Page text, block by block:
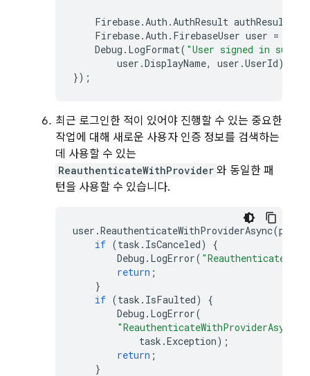
Firebase.Auth .AuthResult authResult
Firebase.Auth . FirebaseUser user =
Debug . LogFormat( "User signed in
user .DisplayName, user .UserId);
});
최근 로그인한 적이 있어야 진행할 수 있는 중요한
작업에 대해 새로운 사용자 인증 정보를 검색하는
데 사용할 수 있는
ReauthenticateWithProvider 와 동일한 패
턴을 사용할 수 있습니다.
user .ReauthenticateWithProviderAsync(
if (task . IsCanceled)
{
Debug . LogError(
return ;
}
if (task . IsFaulted)
{
Debug . LogError(
"ReauthenticateWithProviderAsync
task .Exception);
return ;
}